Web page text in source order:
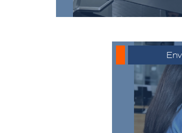
La
o el medio
para su